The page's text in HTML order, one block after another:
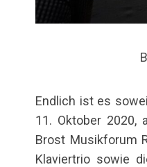
Endlich ist es
11. Oktober 2020,
Brost Musikforum
Klaviertrio sowie